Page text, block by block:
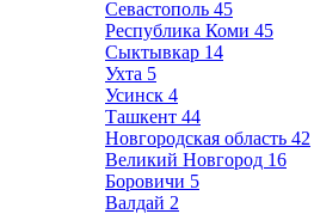
Севастополь 45
Республика Коми 45
Сыктывкар 14
Ухта 5
Усинск 4
Ташкент 44
Новгородская область 42
Великий Новгород 16
Боровичи 5
Валдай 2